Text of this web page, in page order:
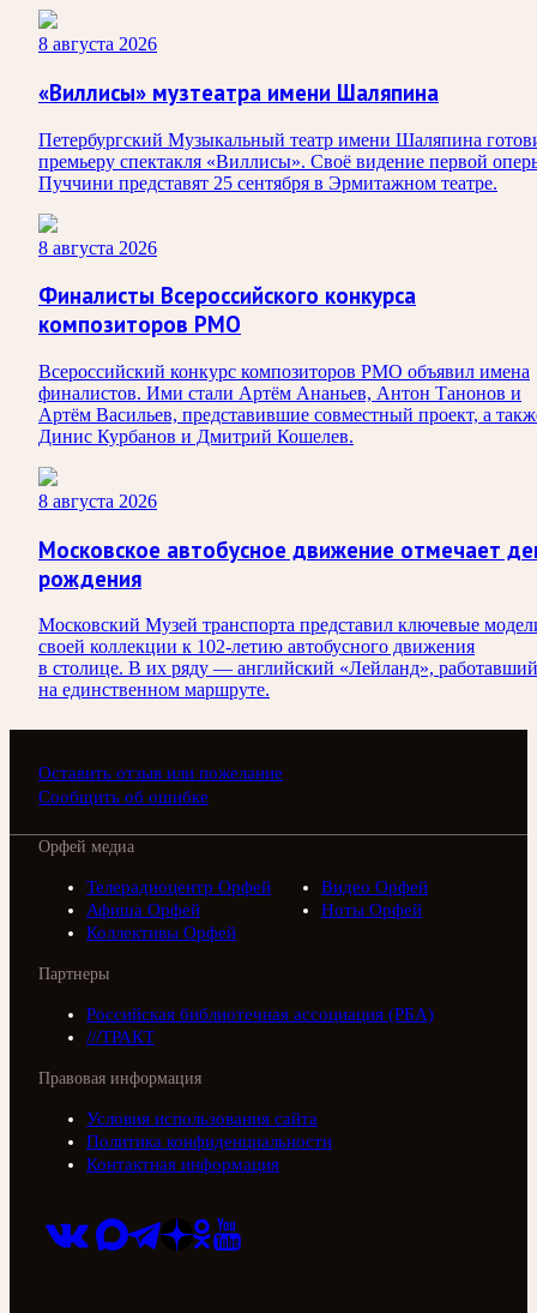
8 августа 2026
«Виллисы» музтеатра имени Шаляпина
Петербургский Музыкальный театр имени Шаляпина
премьеру спектакля «Виллисы». Своё видение первой
Пуччини представят 25 сентября в Эрмитажном театре.
8 августа 2026
Финалисты Всероссийского конкурса
композиторов РМО
Всероссийский конкурс композиторов РМО объявил имена
финалистов. Ими стали Артём Ананьев, Антон Танонов и
Артём Васильев, представившие совместный проект, а
Динис Курбанов и Дмитрий Кошелев.
8 августа 2026
Московское автобусное движение отмечает
рождения
Московский Музей транспорта представил ключевые
своей коллекции к 102-летию автобусного движения
в столице. В их ряду — английский «Лейланд», работавший
на единственном маршруте.
Оставить отзыв или пожелание
Сообщить об ошибке
Орфей медиа
Телерадиоцентр Орфей
Видео Орфей
Афиша Орфей
Ноты Орфей
Коллективы Орфей
Партнеры
Российская библиотечная ассоциация (РБА)
///ТРАКТ
Правовая информация
Условия использования сайта
Политика конфиденциальности
Контактная информация